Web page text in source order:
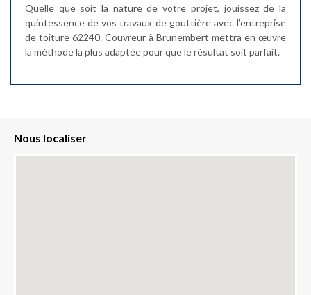
Quelle que soit la nature de votre projet, jouissez de la
quintessence de vos travaux de gouttière avec l’entreprise
de toiture 62240. Couvreur à Brunembert mettra en œuvre
la méthode la plus adaptée pour que le résultat soit parfait.
Nous localiser